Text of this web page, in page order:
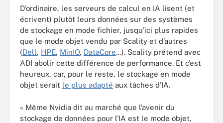
D’ordinaire, les serveurs de calcul en IA lisent (et
écrivent) plutôt leurs données sur des systèmes
de stockage en mode fichier, jusqu’ici plus rapides
que le mode objet vendu par Scality et d’autres
(Dell, HPE, MinIO, DataCore...). Scality prétend avec
ADI abolir cette différence de performance. Et c’est
heureux, car, pour le reste, le stockage en mode
objet serait le plus adapté aux tâches d’IA.
« Même Nvidia dit au marché que l’avenir du
stockage de données pour l’IA est le mode objet,